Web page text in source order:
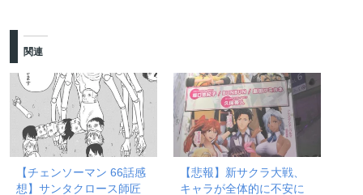
関連
【チェンソーマン 66話感
想】サンタクロース師匠
【悲報】新サクラ大戦、
キャラが全体的に不安に